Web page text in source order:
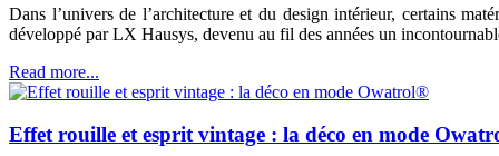
Dans l’univers de l’architecture et du design intérieur, certains
développé par LX Hausys, devenu au fil des années un
Read more...
Effet rouille et esprit vintage : la déco en mode